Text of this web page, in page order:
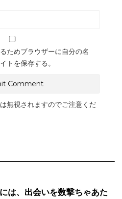
ためブラウザーに自分の名
トを保存する。
無視されますのでご注意くだ
は、出会いを数撃ちゃあた